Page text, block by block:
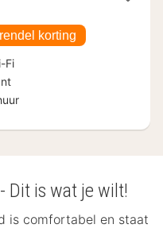
€
181,40
korting
Fi
Dit is wat je wilt!
is comfortabel en staat